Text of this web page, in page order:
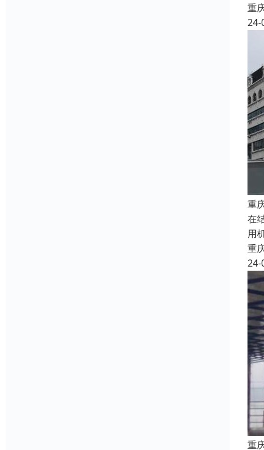
重
24-
重
在
用
重
24-
重